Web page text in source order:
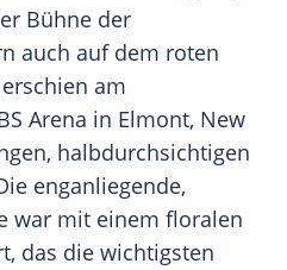
Bühne der
auch auf dem roten
am
Arena in Elmont, New
halbdurchsichtigen
enganliegende,
war mit einem floralen
das die wichtigsten